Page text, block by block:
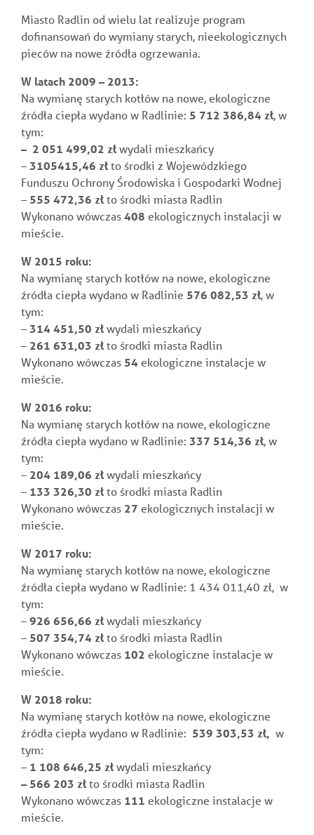
Miasto Radlin od wielu lat realizuje program
dofinansowań do wymiany starych, nieekologicznych
pieców na nowe źródła ogrzewania.
W latach 2009 – 2013:
Na wymianę starych kotłów na nowe, ekologiczne
źródła ciepła wydano w Radlinie: 5 712 386,84 zł, w
tym:
– 2 051 499,02 złwydali mieszkańcy
–3105415,46 złto środki z Wojewódzkiego
Funduszu Ochrony Środowiska i Gospodarki Wodnej
– 555 472,36 złto środki miasta Radlin
Wykonano wówczas408 ekologicznych instalacji w
mieście.
W 2015 roku:
Na wymianę starych kotłów na nowe, ekologiczne
źródła ciepła wydano w Radlinie 576 082,53 zł, w
tym:
–314 451,50 złwydali mieszkańcy
– 261 631,03 złto środki miasta Radlin
Wykonano wówczas 54ekologiczne instalacje w
mieście.
W 2016 roku:
Na wymianę starych kotłów na nowe, ekologiczne
źródła ciepła wydano w Radlinie: 337 514,36 zł, w
tym:
– 204 189,06 złwydali mieszkańcy
– 133 326,30 złto środki miasta Radlin
Wykonano wówczas 27 ekologicznych instalacji w
mieście.
W 2017 roku:
Na wymianę starych kotłów na nowe, ekologiczne
źródła ciepła wydano w Radlinie: 1 434 011,40 zł, w
tym:
–926 656,66 złwydali mieszkańcy
– 507 354,74 złto środki miasta Radlin
Wykonano wówczas 102 ekologiczne instalacje w
mieście.
W 2018 roku:
Na wymianę starych kotłów na nowe, ekologiczne
źródła ciepła wydano w Radlinie: 539 303,53 zł, w
tym:
– 1 108 646,25 złwydali mieszkańcy
– 566 203 złto środki miasta Radlin
Wykonano wówczas 111 ekologiczne instalacje w
mieście.